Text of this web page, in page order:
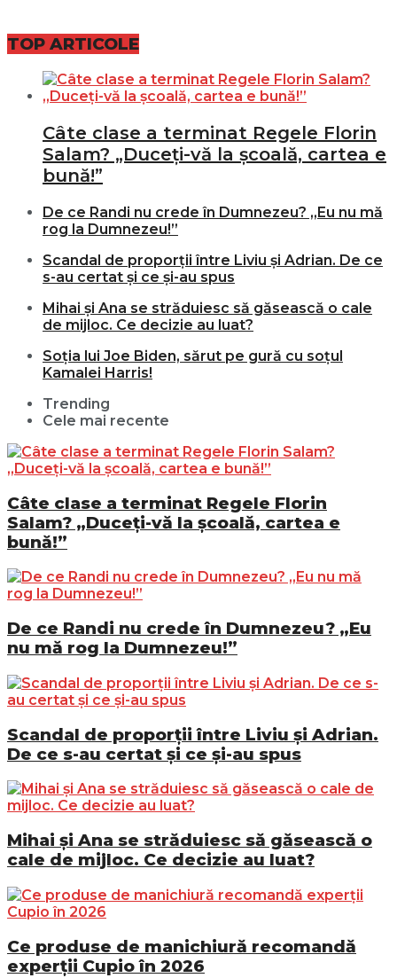
TOP ARTICOLE
Câte clase a terminat Regele Florin
Salam? „Duceți-vă la școală, cartea e
bună!”
De ce Randi nu crede în Dumnezeu? „Eu nu mă
rog la Dumnezeu!”
Scandal de proporții între Liviu și Adrian. De ce
s-au certat și ce și-au spus
Mihai și Ana se străduiesc să găsească o cale
de mijloc. Ce decizie au luat?
Soția lui Joe Biden, sărut pe gură cu soțul
Kamalei Harris!
Trending
Cele mai recente
Câte clase a terminat Regele Florin
Salam? „Duceți-vă la școală, cartea e
bună!”
De ce Randi nu crede în Dumnezeu? „Eu
nu mă rog la Dumnezeu!”
Scandal de proporții între Liviu și Adrian.
De ce s-au certat și ce și-au spus
Mihai și Ana se străduiesc să găsească o
cale de mijloc. Ce decizie au luat?
Ce produse de manichiură recomandă
experții Cupio în 2026